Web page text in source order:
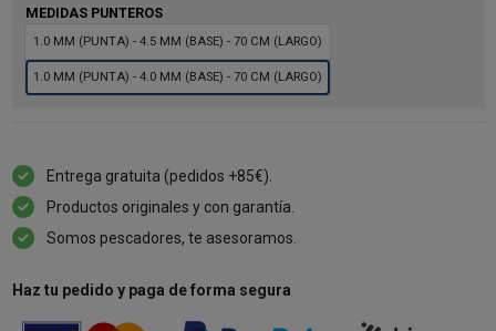
MEDIDAS PUNTEROS
1.0 MM (PUNTA) - 4.5 MM (BASE) - 70 CM (LARGO)
1.0 MM (PUNTA) - 4.0 MM (BASE) - 70 CM (LARGO)
Entrega gratuita (pedidos +85€).
Productos originales y con garantía.
Somos pescadores, te asesoramos.
Haz tu pedido y paga de forma segura